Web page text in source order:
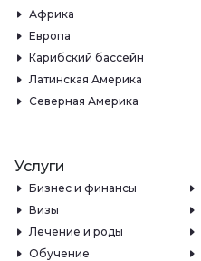
Африка
Европа
Карибский бассейн
Латинская Америка
Северная Америка
Услуги
Бизнес и финансы
Визы
Лечение и роды
Обучение